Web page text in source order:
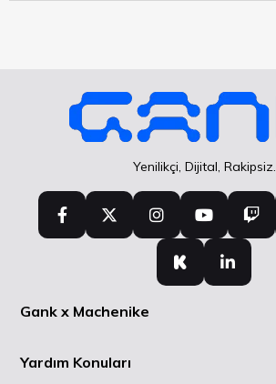
Yenilikçi, Dijital, Rakipsiz.
Gank x Machenike
Yardım Konuları